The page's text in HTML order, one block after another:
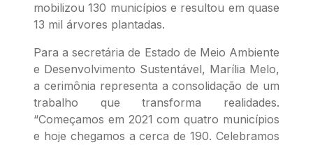
mobilizou 130 municípios e resultou em quase
13 mil árvores plantadas.
Para a secretária de Estado de Meio Ambiente
e Desenvolvimento Sustentável, Marília Melo,
a cerimônia representa a consolidação de um
trabalho que transforma realidades.
“Começamos em 2021 com quatro municípios
e hoje chegamos a cerca de 190. Celebramos